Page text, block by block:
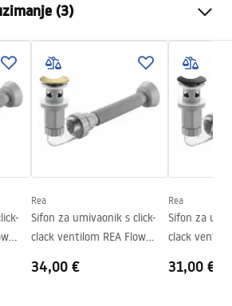
Sanitarna keramika
Bež, Imitacija kamena
Mat
610
385mm
120
NE
(3)
Użytkowych
Rea
Sifon za umivaonik s click-
clack ventilom REA Flow
34,00 €
Rea
Sifon za
clack
31,00 €